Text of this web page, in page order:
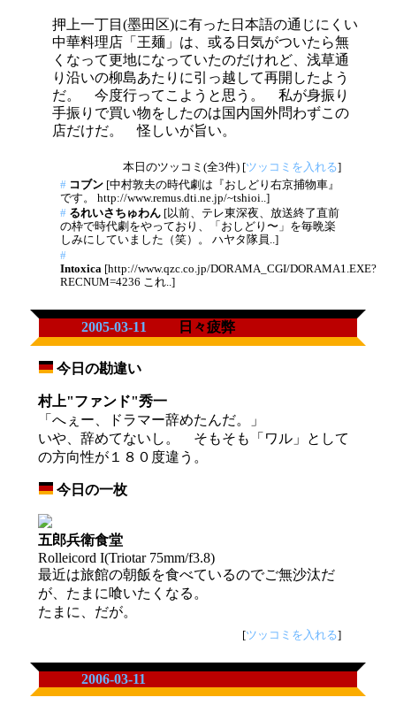
押上一丁目(墨田区)に有った日本語の通じにくい
中華料理店「王麺」は、或る日気がついたら無
くなって更地になっていたのだけれど、浅草通
り沿いの柳島あたりに引っ越して再開したよう
だ。 今度行ってこようと思う。 私が身振り
手振りで買い物をしたのは国内国外問わずこの
店だけだ。 怪しいが旨い。
本日のツッコミ(全3件) [ツッコミを入れる]
# コブン [中村敦夫の時代劇は『おしどり右京捕物車』
です。 http://www.remus.dti.ne.jp/~tshioi..]
# るれいさちゅわん [以前、テレ東深夜、放送終了直前
の枠で時代劇をやっており、「おしどり〜」を毎晩楽
しみにしていました（笑）。 ハヤタ隊員..]
#
Intoxica [http://www.qzc.co.jp/DORAMA_CGI/DORAMA1.EXE?
RECNUM=4236 これ..]
2005-03-11 日々疲弊
今日の勘違い
村上"ファンド"秀一
「へぇー、ドラマー辞めたんだ。」
いや、辞めてないし。 そもそも「ワル」として
の方向性が１８０度違う。
今日の一枚
五郎兵衛食堂
Rolleicord I(Triotar 75mm/f3.8)
最近は旅館の朝飯を食べているのでご無沙汰だ
が、たまに喰いたくなる。
たまに、だが。
[ツッコミを入れる]
2006-03-11